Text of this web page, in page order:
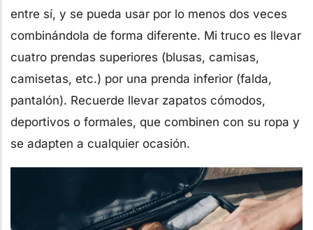
entre sí, y se pueda usar por lo menos dos veces
combinándola de forma diferente. Mi truco es llevar
cuatro prendas superiores (blusas, camisas,
camisetas, etc.) por una prenda inferior (falda,
pantalón). Recuerde llevar zapatos cómodos,
deportivos o formales, que combinen con su ropa y
se adapten a cualquier ocasión.